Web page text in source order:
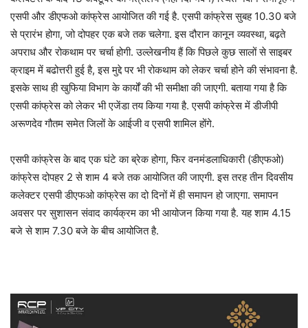
एसपी और डीएफओ कांफ्रेस आयोजित की गई है. एसपी कांफ्रेस सुबह 10.30 बजे
से प्रारंभ होगा, जो दोपहर एक बजे तक चलेगा. इस दौरान कानून व्यवस्था, बढ़ते
अपराध और रोकथाम पर चर्चा होगी. उल्लेखनीय हैं कि पिछले कुछ सालों से साइबर
क्राइम में बढोत्तरी हुई है, इस मुद्दे पर भी रोकथाम को लेकर चर्चा होने की संभावना है.
इसके साथ ही खुफिया विभाग के कार्यों की भी समीक्षा की जाएगी. बताया गया है कि
एसपी कांफ्रेस को लेकर भी एजेंडा तय किया गया है. एसपी कांफ्रेस में डीजीपी
अरूणदेव गौतम समेत जिलों के आईजी व एसपी शामिल होंगे.
एसपी कांफ्रेस के बाद एक घंटे का ब्रेक होगा, फिर वनमंडलाधिकारी (डीएफओ)
कांफ्रेस दोपहर 2 से शाम 4 बजे तक आयोजित की जाएगी. इस तरह तीन दिवसीय
कलेक्टर एसपी डीएफओ कांफ्रेस का दो दिनों में ही समापन हो जाएगा. समापन
अवसर पर सुशासन संवाद कार्यक्रम का भी आयोजन किया गया है. यह शाम 4.15
बजे से शाम 7.30 बजे के बीच आयोजित है.